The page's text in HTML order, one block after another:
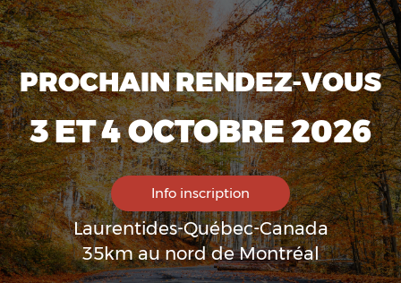
PROCHAIN RENDEZ-VOUS
3 ET 4 OCTOBRE 2026
Info inscription
Laurentides-Québec-Canada
35km au nord de Montréal